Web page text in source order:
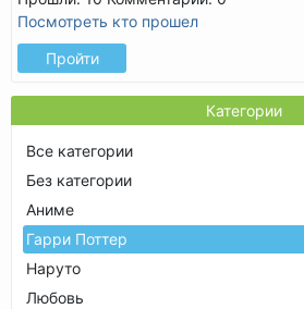
Посмотреть кто прошел
Пройти
Категории
Все категории
Без категории
Аниме
Гарри Поттер
Наруто
Любовь